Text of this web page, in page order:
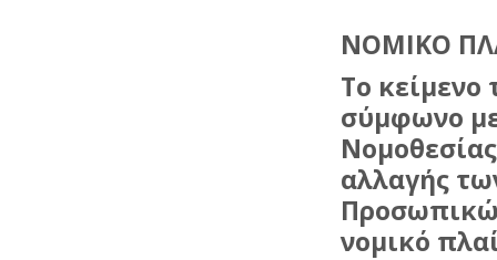
ΝΟΜΙΚΟ
Το
σύμφωνο με
αλλαγής
νομικό